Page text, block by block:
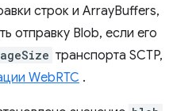
строк и ArrayBuffers,
отправку Blob, если его
транспорта SCTP,
WebRTC .